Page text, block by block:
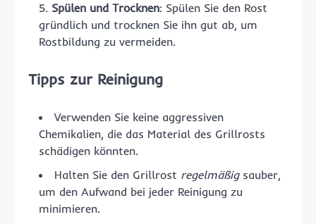
Spülen und Trocknen: Spülen Sie den Rost
gründlich und trocknen Sie ihn gut ab, um
Rostbildung zu vermeiden.
Tipps zur Reinigung
Verwenden Sie keine aggressiven
Chemikalien, die das Material des Grillrosts
schädigen könnten.
Halten Sie den Grillrost regelmäßigsauber,
um den Aufwand bei jeder Reinigung zu
minimieren.